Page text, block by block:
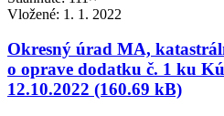
Vložené: 1. 1. 2022
Okresný úrad MA,
o oprave dodatku č. 1 ku
12.10.2022 (160.69 kB)